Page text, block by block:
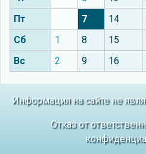
Пт
7 14
Сб
1 8 15
Вс
2 9 16
Информация на сайте не
Отказ от